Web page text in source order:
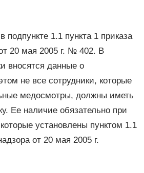
подпункте 1.1 пункта 1 приказа
20 мая 2005 г. № 402. В
вносятся данные о
не все сотрудники, которые
медосмотры, должны иметь
Ее наличие обязательно при
установлены пунктом 1.1
от 20 мая 2005 г.